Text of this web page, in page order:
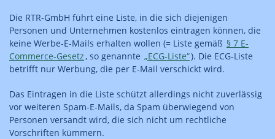
Die RTR-GmbH führt eine Liste, in die sich diejenigen
Personen und Unternehmen kostenlos eintragen können, die
keine Werbe-E-Mails erhalten wollen (= Liste gemäß § 7 E-
Commerce-Gesetz , so genannte „ECG-Liste“). Die ECG-Liste
betrifft nur Werbung, die per E-Mail verschickt wird.
Das Eintragen in die Liste schützt allerdings nicht zuverlässig
vor weiteren Spam-E-Mails, da Spam überwiegend von
Personen versandt wird, die sich nicht um rechtliche
Vorschriften kümmern.